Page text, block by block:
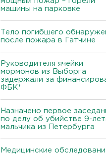
машины на парковке
Тело погибшего
после пожара в Гатчине
Руководителя ячейки
мормонов из Выборга
задержали за
ФБК*
Назначено первое
по делу об убийстве 9-
мальчика из Петербурга
Медицинские